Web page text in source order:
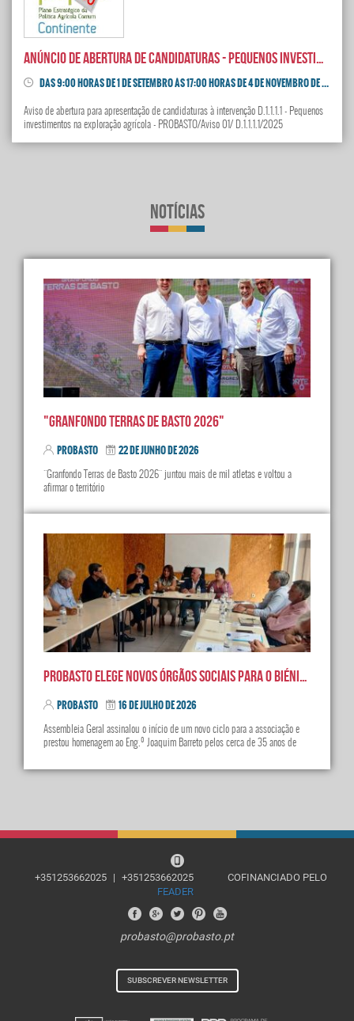
Anúncio de abertura de candidaturas - Pequenos Investimentos na exploração agrícola
DAS 9:00 HORAS DE 1 DE SETEMBRO ÀS 17:00 HORAS DE 4 DE NOVEMBRO DE 2025
Aviso de abertura para apresentação de candidaturas à intervenção D.1.1.1.1 - Pequenos
investimentos na exploração agrícola - PROBASTO/Aviso 01/ D.1.1.1.1/2025
Notícias
"Granfondo Terras de Basto 2026"
PROBASTO 22 DE JUNHO DE 2026
"Granfondo Terras de Basto 2026" juntou mais de mil atletas e voltou a
afirmar o território
Probasto elege novos órgãos sociais para o biénio 2026-2028
PROBASTO 16 DE JULHO DE 2026
Assembleia Geral assinalou o início de um novo ciclo para a associação e
prestou homenagem ao Eng.º Joaquim Barreto pelos cerca de 35 anos de
+351253662025 | +351253662025
COFINANCIADO PELO
FEADER
probasto@probasto.pt
SUBSCREVER NEWSLETTER